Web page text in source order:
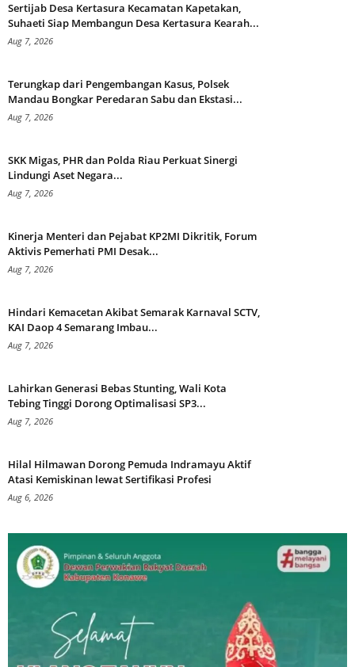
Sertijab Desa Kertasura Kecamatan Kapetakan,
Suhaeti Siap Membangun Desa Kertasura Kearah...
Aug 7, 2026
Terungkap dari Pengembangan Kasus, Polsek
Mandau Bongkar Peredaran Sabu dan Ekstasi...
Aug 7, 2026
SKK Migas, PHR dan Polda Riau Perkuat Sinergi
Lindungi Aset Negara...
Aug 7, 2026
Kinerja Menteri dan Pejabat KP2MI Dikritik, Forum
Aktivis Pemerhati PMI Desak...
Aug 7, 2026
Hindari Kemacetan Akibat Semarak Karnaval SCTV,
KAI Daop 4 Semarang Imbau...
Aug 7, 2026
Lahirkan Generasi Bebas Stunting, Wali Kota
Tebing Tinggi Dorong Optimalisasi SP3...
Aug 7, 2026
Hilal Hilmawan Dorong Pemuda Indramayu Aktif
Atasi Kemiskinan lewat Sertifikasi Profesi
Aug 6, 2026